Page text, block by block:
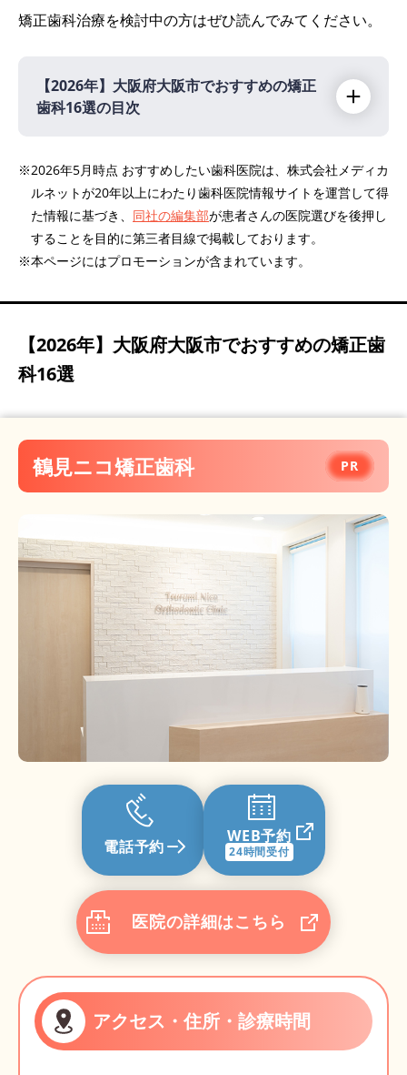
矯正歯科治療を検討中の方はぜひ読んでみてください。
【2026年】 大阪府大阪市でおすすめの矯正
歯科16選の目次
鶴見ニコ矯正歯科 PR
キートス矯正予防歯科 PR
アモウデンタルクリニック PR
医療法人真摯会 梅田クローバー歯科クリニッ
中津まさデンタルクリニック
医療法人社団アップル歯科クリニック なんば
アップル歯科
チームスマイル中島矯正歯科
医療法人徳旺会 長谷川歯科医院
医療法人真摯会 カトレア歯科矯正歯科・美容
クリニック
医療法人青空会足立歯科クリニック
医療法人 優祉会 大阪デンタルクリニック
※2026年5月時点 おすすめしたい歯科医院は、株式会社メディカ
ルネットが20年以上にわたり歯科医院情報サイトを運営して得
た情報に基づき、 同社の編集部が患者さんの医院選びを後押し
することを目的に第三者目線で掲載しております。
※本ページにはプロモーションが含まれています。
【2026年】 大阪府大阪市でおすすめの矯正歯
科16選
鶴見ニコ矯正歯科
電話予約
WEB予約
24時間受付
医院の詳細はこちら
アクセス・住所・診療時間